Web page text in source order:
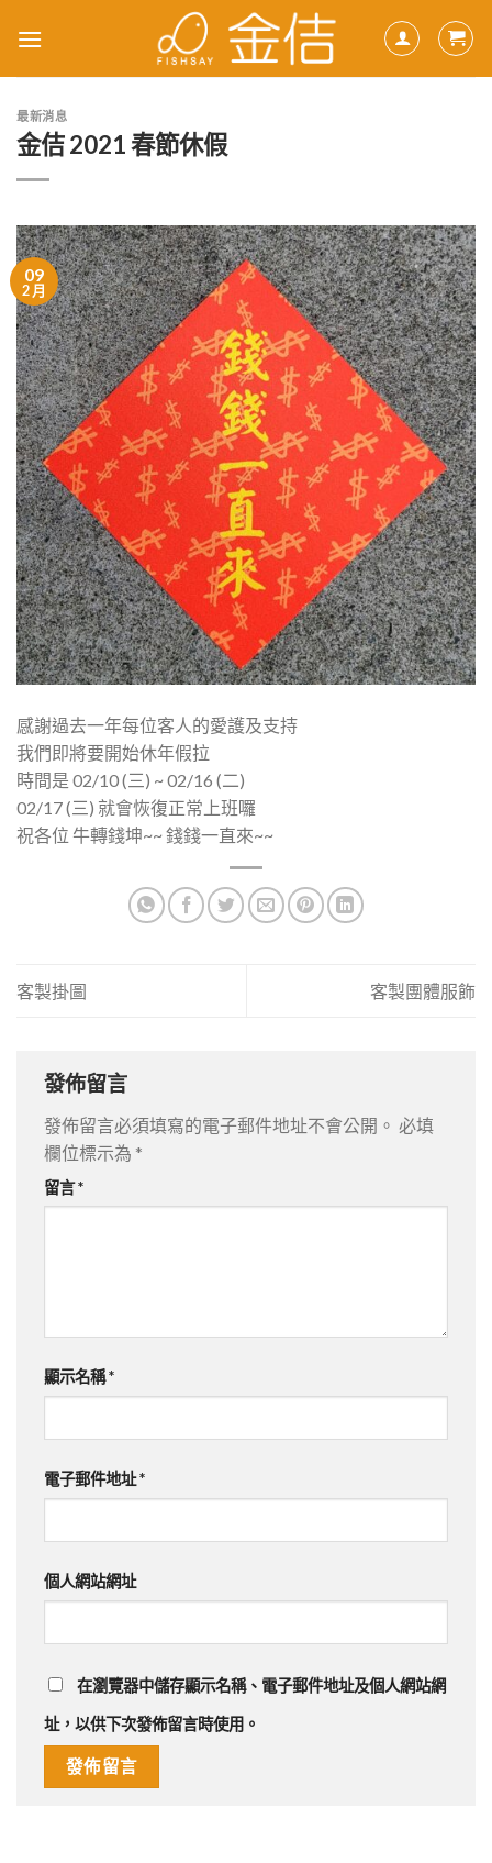
最新消息
金佶 2021 春節休假
09
2 月
感謝過去一年每位客人的愛護及支持
我們即將要開始休年假拉
時間是 02/10 (三) ~ 02/16 (二)
02/17 (三) 就會恢復正常上班囉
祝各位 牛轉錢坤~~ 錢錢一直來~~
客製掛圖 客製團體服飾
發佈留言
發佈留言必須填寫的電子郵件地址不會公開。 必填
欄位標示為 *
留言*
顯示名稱*
電子郵件地址*
個人網站網址
在瀏覽器中儲存顯示名稱、電子郵件地址及個人網站網
址，以供下次發佈留言時使用。